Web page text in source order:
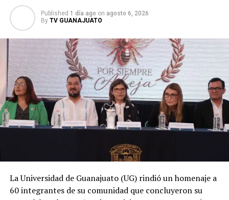
Published 1 día ago on agosto 6, 2026
By TV GUANAJUATO
La Universidad de Guanajuato (UG) rindió un homenaje a
60 integrantes de su comunidad que concluyeron su